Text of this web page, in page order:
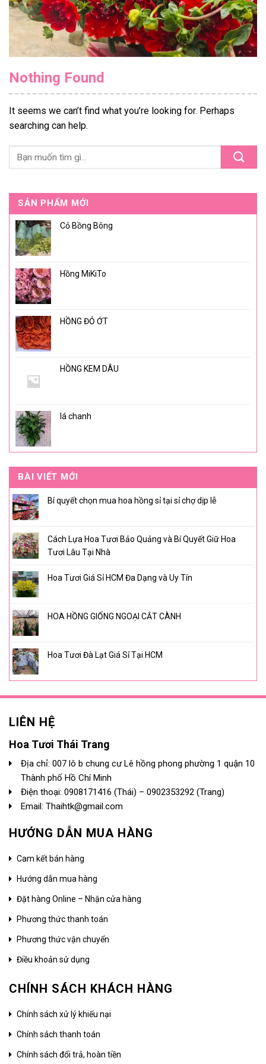
Nothing Found
It seems we can’t find what you’re looking for. Perhaps
searching can help.
SẢN PHẨM MỚI
Cỏ Bồng Bông
Hồng MiKiTo
HỒNG ĐỎ ỚT
HỒNG KEM DÂU
lá chanh
BÀI VIẾT MỚI
Bí quyết chọn mua hoa hồng sỉ tại sỉ chợ dịp lễ
Cách Lựa Hoa Tươi Bảo Quảng và Bí Quyết Giữ Hoa
Tươi Lâu Tại Nhà
Hoa Tươi Giá Sỉ HCM Đa Dạng và Uy Tín
HOA HỒNG GIỐNG NGOẠI CẮT CÀNH
Hoa Tươi Đà Lạt Giá Sỉ Tại HCM
LIÊN HỆ
Hoa Tươi Thái Trang
Địa chỉ: 007 lô b chung cư Lê hồng phong phường 1 quận 10
Thành phố Hồ Chí Minh
Điện thoại: 0908171416 (Thái) – 0902353292 (Trang)
Email: Thaihtk@gmail.com
HƯỚNG DẪN MUA HÀNG
Cam kết bán hàng
Hướng dẫn mua hàng
Đặt hàng Online – Nhận cửa hàng
Phương thức thanh toán
Phương thức vận chuyển
Điều khoản sử dụng
CHÍNH SÁCH KHÁCH HÀNG
Chính sách xử lý khiếu nại
Chính sách thanh toán
Chính sách đổi trả, hoàn tiền